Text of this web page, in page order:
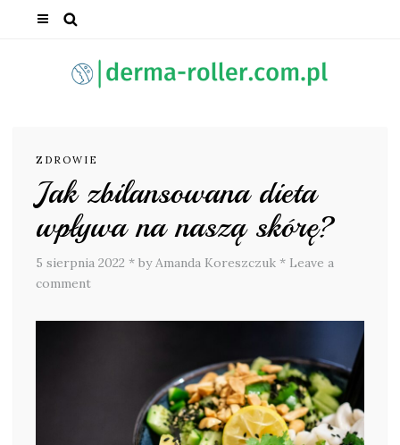
ZDROWIE
Jak zbilansowana dieta
wpływa na naszą skórę?
5 sierpnia 2022 * by Amanda Koreszczuk * Leave a
comment